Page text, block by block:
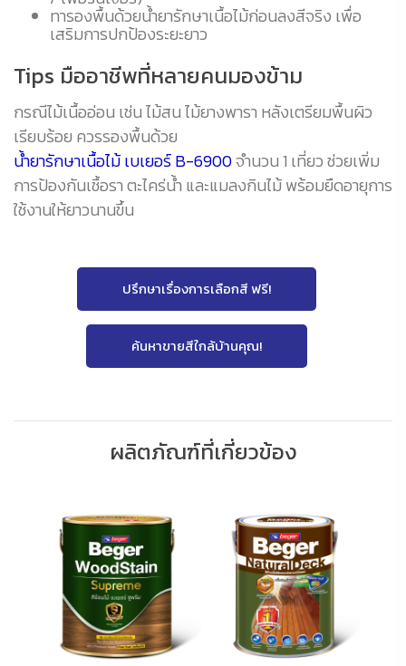
ทารองพื้นด้วยน้ำยารักษาเนื้อไม้ก่อนลงสีจริง เพื่อ
เสริมการปกป้องระยะยาว
Tips มืออาชีพที่หลายคนมองข้าม
กรณีไม้เนื้ออ่อน เช่น ไม้สน ไม้ยางพารา หลังเตรียมพื้นผิว
เรียบร้อย ควรรองพื้นด้วย
น้ำยารักษาเนื้อไม้ เบเยอร์ B-6900จำนวน 1 เที่ยว ช่วยเพิ่ม
การป้องกันเชื้อรา ตะไคร่น้ำ และแมลงกินไม้ พร้อมยืดอายุการ
ใช้งานให้ยาวนานขึ้น
ปรึกษาเรื่องการเลือกสี ฟรี!
ค้นหาขายสีใกล้บ้านคุณ!
ผลิตภัณฑ์ที่เกี่ยวข้อง